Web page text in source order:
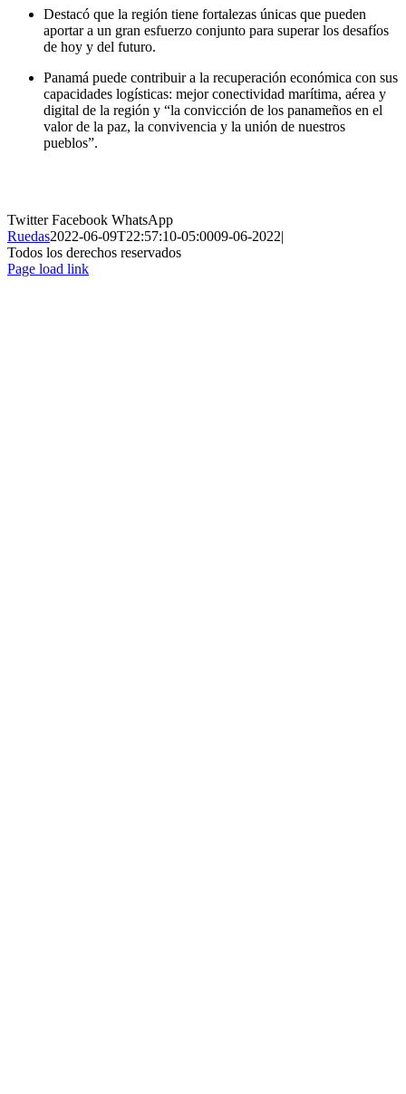
Destacó que la región tiene fortalezas únicas que pueden
aportar a un gran esfuerzo conjunto para superar los desafíos
de hoy y del futuro.
Panamá puede contribuir a la recuperación económica con sus
capacidades logísticas: mejor conectividad marítima, aérea y
digital de la región y “la convicción de los panameños en el
valor de la paz, la convivencia y la unión de nuestros
pueblos”.
TwitterFacebook WhatsApp
Ruedas2022-06-09T22:57:10-05:0009-06-2022|
Todos los derechos reservados
Page load link